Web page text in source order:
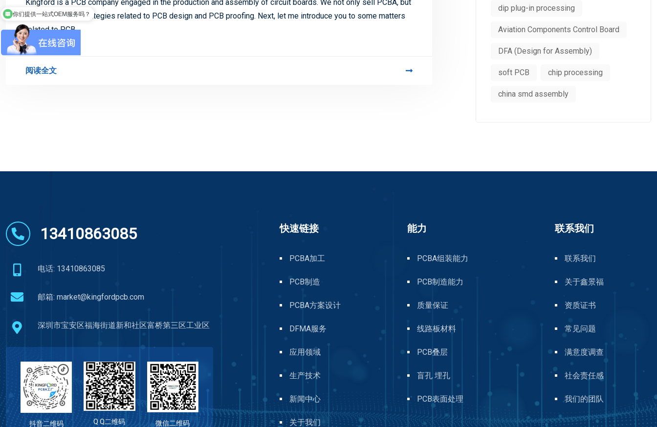
Kingford is a PCB company engaged in the production and assembly of circuit boards. We not only sell PCBA, but
also have many strategies related to PCB design and PCB proofing. Next, let me introduce you to some matters
related to PCB.
阅读全文
dip plug-in processing
Aviation Components Control Board
DFA (Design for Assembly)
soft PCB chip processing
china smd assembly
13410863085
电话: 13410863085
邮箱: market@kingfordpcb.com
深圳市宝安区福海街道新和社区富桥第三区工业区
抖音二维码 Q Q二维码 微信二维码
快速链接
PCBA加工
PCB制造
PCBA方案设计
DFMA服务
应用领域
生产技术
新闻中心
关于我们
能力
PCBA组装能力
PCB制造能力
质量保证
线路板材料
PCB叠层
盲孔 埋孔
PCB表面处理
联系我们
联系我们
关于鑫景福
资质证书
常见问题
满意度调查
社会责任感
我们的团队
你们提供一站式OEM服务吗？